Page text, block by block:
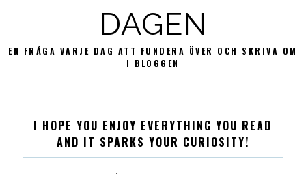
DAGEN
EN FRÅGA VARJE DAG ATT FUNDERA ÖVER OCH SKRIVA OM
I BLOGGEN
I HOPE YOU ENJOY EVERYTHING YOU READ
AND IT SPARKS YOUR CURIOSITY!